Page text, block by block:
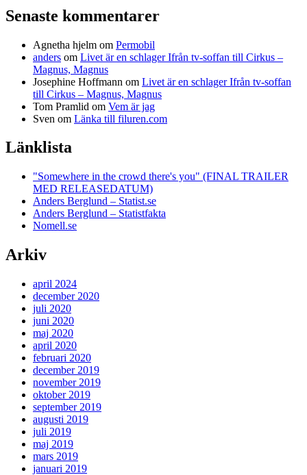
Senaste kommentarer
Agnetha hjelm om Permobil
anders om Livet är en schlager Ifrån tv-soffan till Cirkus –
Magnus, Magnus
Josephine Hoffmann om Livet är en schlager Ifrån tv-soffan
till Cirkus – Magnus, Magnus
Tom Pramlid om Vem är jag
Sven om Länka till filuren.com
Länklista
"Somewhere in the crowd there's you" (FINAL TRAILER
MED RELEASEDATUM)
Anders Berglund – Statist.se
Anders Berglund – Statistfakta
Nomell.se
Arkiv
april 2024
december 2020
juli 2020
juni 2020
maj 2020
april 2020
februari 2020
december 2019
november 2019
oktober 2019
september 2019
augusti 2019
juli 2019
maj 2019
mars 2019
januari 2019